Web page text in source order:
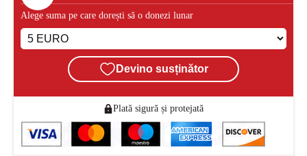
Alege suma pe care dorești să o donezi lunar
Devino susținător
Plată sigură și protejată